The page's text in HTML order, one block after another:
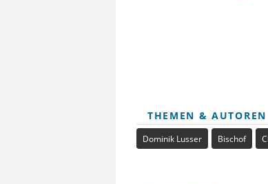
THEMEN & AUTOREN
Dominik Lusser Bischof